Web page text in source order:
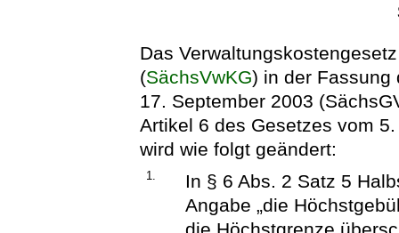
Das
(SächsVwKG) in der Fassung
17. September 2003
Artikel 6 des Gesetzes vom
wird wie folgt geändert:
1.
In § 6 Abs. 2 Satz 5
Angabe „die
die Höchstgrenze